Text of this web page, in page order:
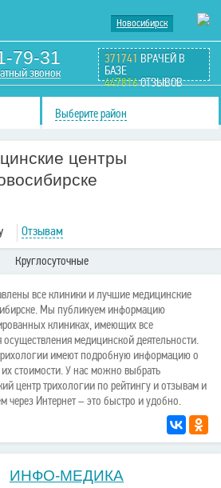
Новосибирск
79-31
звонок
371741 ВРАЧЕЙ В
БАЗЕ
447816ОТЗЫВОВ
Выберите район
центры
Отзывам
Круглосуточные
все клиники и лучшие медицинские
Мы публикуем информацию
клиниках, имеющих все
медицинской деятельности.
имеют подробную информацию о
стоимости. У нас можно выбрать
центр трихологии по рейтингу и отзывам и
через Интернет – это быстро и удобно.
ИНФО-МЕДИКА